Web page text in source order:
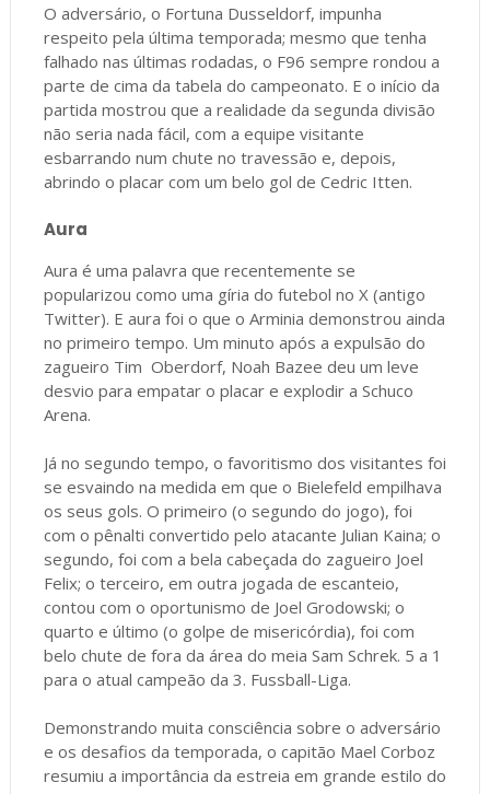
O adversário, o Fortuna Dusseldorf, impunha
respeito pela última temporada; mesmo que tenha
falhado nas últimas rodadas, o F96 sempre rondou a
parte de cima da tabela do campeonato. E o início da
partida mostrou que a realidade da segunda divisão
não seria nada fácil, com a equipe visitante
esbarrando num chute no travessão e, depois,
abrindo o placar com um belo gol de Cedric Itten.
Aura
Aura é uma palavra que recentemente se
popularizou como uma gíria do futebol no X (antigo
Twitter). E aura foi o que o Arminia demonstrou ainda
no primeiro tempo. Um minuto após a expulsão do
zagueiro Tim Oberdorf, Noah Bazee deu um leve
desvio para empatar o placar e explodir a Schuco
Arena.
Já no segundo tempo, o favoritismo dos visitantes foi
se esvaindo na medida em que o Bielefeld empilhava
os seus gols. O primeiro (o segundo do jogo), foi
com o pênalti convertido pelo atacante Julian Kaina; o
segundo, foi com a bela cabeçada do zagueiro Joel
Felix; o terceiro, em outra jogada de escanteio,
contou com o oportunismo de Joel Grodowski; o
quarto e último (o golpe de misericórdia), foi com
belo chute de fora da área do meia Sam Schrek. 5 a 1
para o atual campeão da 3. Fussball-Liga.
Demonstrando muita consciência sobre o adversário
e os desafios da temporada, o capitão Mael Corboz
resumiu a importância da estreia em grande estilo do